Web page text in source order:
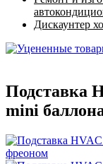
Дискаунтер
Подставка
mini